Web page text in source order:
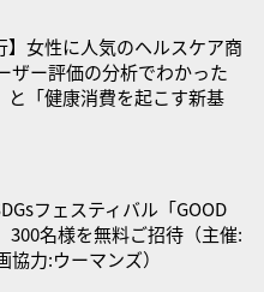
】女性に人気のヘルスケア商
ザー評価の分析でわかった
と「健康消費を起こす新基
フェスティバル「GOOD
300名様を無料ご招待（主催:
協力:ウーマンズ）